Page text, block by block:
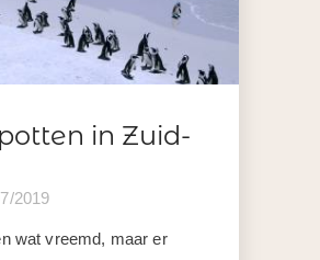
in Zuid-
2019
wat vreemd, maar er